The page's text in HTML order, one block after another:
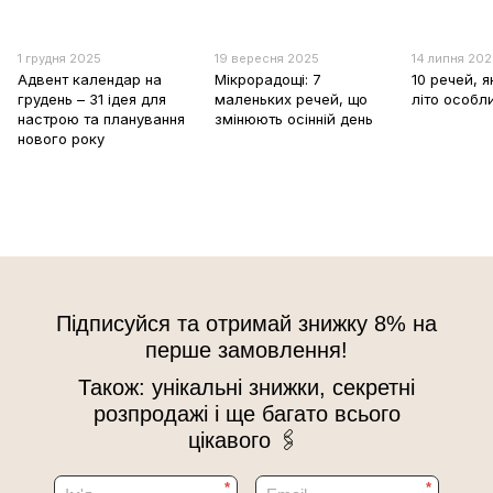
1 грудня 2025
Адвент календар на
грудень – 31 ідея для
настрою та планування
нового року
19 вересня 2025
Мікрорадощі: 7
маленьких речей, що
змінюють осінній день
14 липня
10 речей,
літо
Підписуйся та отримай знижку 8% на
перше замовлення!
Також: унікальні знижки, секретні
розпродажі і ще багато всього
цікавого 🖇
* *